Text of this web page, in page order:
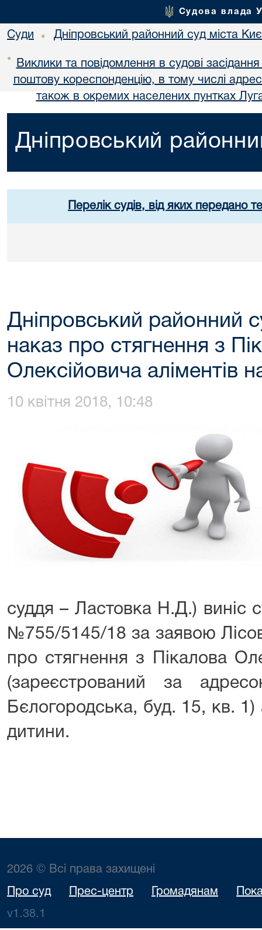
Судова влада
Суди • Дніпровський районний суд міста
•
Виклики та повідомлення в судові
поштову кореспонденцію, в тому числі
також в окремих населених пунтках
Дніпровський
Перелік судів, від яких передано
Дніпровський районний
наказ про стягнення з
Олексійовича аліментів
10 квітня 2018, 10:48
суддя – Ластовка Н.Д.) виніс
№755/5145/18 за заявою
про стягнення з Пікалова
(зареєстрований за
Бєлогородська, буд. 15, кв. 1)
дитини.
2026 © Всі права захищені
Про суд Прес-центр Громадянам
v1.38.1